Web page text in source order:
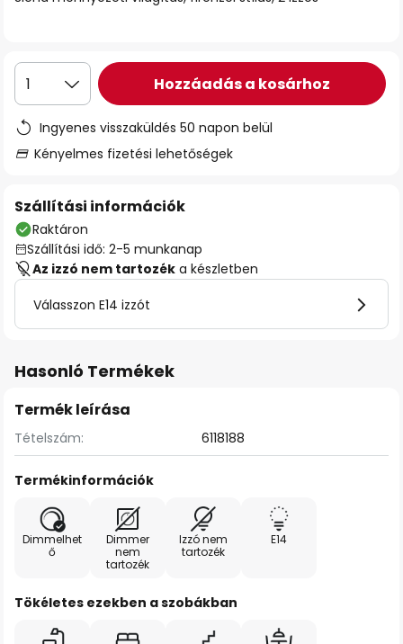
1 Hozzáadás a kosárhoz
Ingyenes visszaküldés 50 napon belül
Kényelmes fizetési lehetőségek
Szállítási információk
Raktáron
Szállítási idő: 2-5 munkanap
Az izzó nem tartozék a készletben
Válasszon E14 izzót
Hasonló Termékek
Termék leírása
Tételszám: 6118188
Termékinformációk
Dimmelhet
ő
Dimmer
nem
tartozék
Izzó nem
tartozék
E14
Tökéletes ezekben a szobákban